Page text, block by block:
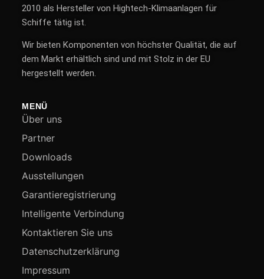
2010 als Hersteller von Hightech-Klimaanlagen für
Schiffe tätig ist.
Wir bieten Komponenten von höchster Qualität, die auf
dem Markt erhältlich sind und mit Stolz in der EU
hergestellt werden.
MENÜ
Über uns
Partner
Downloads
Ausstellungen
Garantieregistrierung
Intelligente Verbindung
Kontaktieren Sie uns
Datenschutzerklärung
Impressum